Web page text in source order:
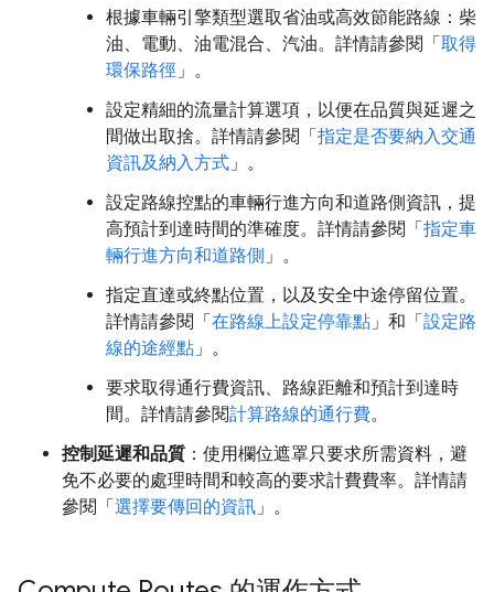
根據車輛引擎類型選取省油或高效節能路線：柴
油、電動、油電混合、汽油。詳情請參閱「取得
環保路徑 」。
設定精細的流量計算選項，以便在品質與延遲之
間做出取捨。詳情請參閱「指定是否要納入交通
資訊及納入方式 」。
設定路線控點的車輛行進方向和道路側資訊，提
高預計到達時間的準確度。詳情請參閱「指定車
輛行進方向和道路側 」。
指定直達或終點位置，以及安全中途停留位置。
詳情請參閱「在路線上設定停靠點 」和「設定路
線的途經點 」。
要求取得通行費資訊、路線距離和預計到達時
間。詳情請參閱計算路線的通行費。
控制延遲和品質 ：使用欄位遮罩只要求所需資料，避
免不必要的處理時間和較高的要求計費費率。詳情請
參閱「選擇要傳回的資訊 」。